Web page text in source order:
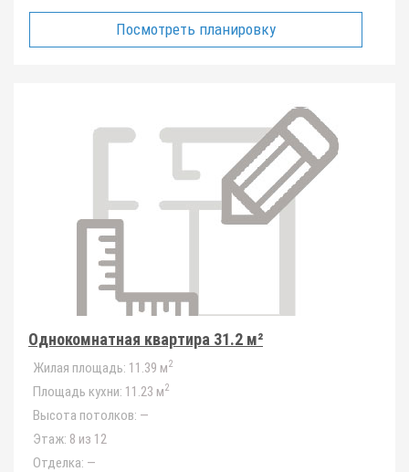
Посмотреть планировку
Однокомнатная квартира 31.2 м²
Жилая площадь: 11.39 м2
Площадь кухни: 11.23 м2
Высота потолков: —
Этаж: 8 из 12
Отделка: —